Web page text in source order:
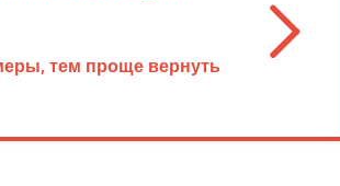
тем проще вернуть